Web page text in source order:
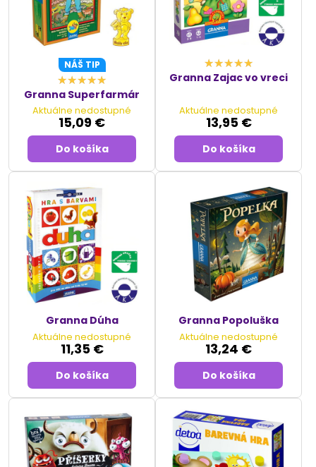
NÁŠ TIP
Granna Superfarmár
Aktuálne nedostupné
15,09 €
Do košíka
Granna Zajac vo vreci
Aktuálne nedostupné
13,95 €
Do košíka
Granna Dúha
Aktuálne nedostupné
11,35 €
Do košíka
Granna Popoluška
Aktuálne nedostupné
13,24 €
Do košíka